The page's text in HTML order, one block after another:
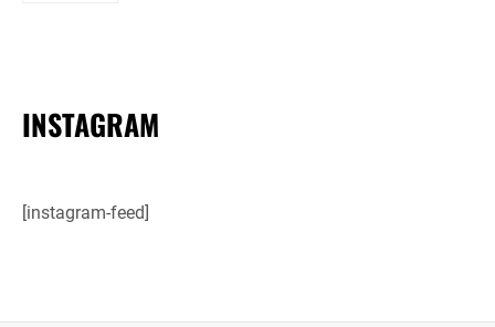
INSTAGRAM
[instagram-feed]